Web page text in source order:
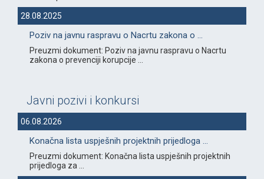
28.08.2025
Poziv na javnu raspravu o Nacrtu zakona o ...
Preuzmi dokument: Poziv na javnu raspravu o Nacrtu
zakona o prevenciji korupcije ...
Javni pozivi i konkursi
06.08.2026
Konačna lista uspješnih projektnih prijedloga ...
Preuzmi dokument: Konačna lista uspješnih projektnih
prijedloga za ...